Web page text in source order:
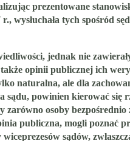
prezentowane
tych spośród
jednak nie
opinii publicznej ich
naturalna, ale dla
powinien kierować
osoby
publiczna, mogli poznać
sądów,